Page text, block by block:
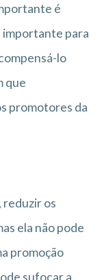
é
importante para
lo
que
promotores da
reduzir os
ela não pode
promoção
sufocar a